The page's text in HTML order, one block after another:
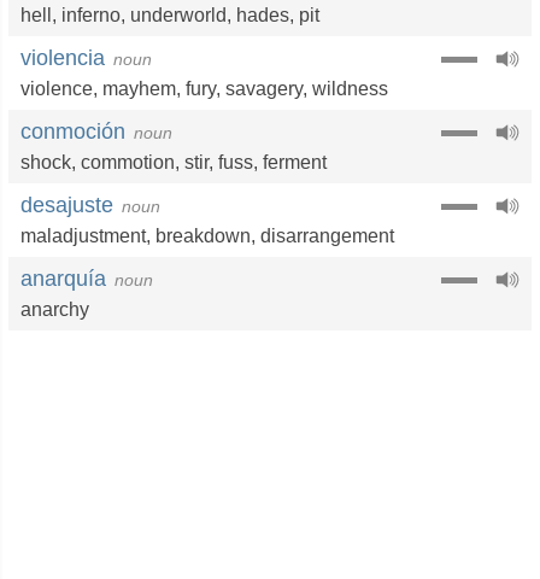
hell , inferno, underworld, hades, pit
violencia noun
violence, mayhem, fury, savagery, wildness
conmoción noun
shock, commotion, stir, fuss, ferment
desajuste noun
maladjustment, breakdown, disarrangement
anarquía noun
anarchy